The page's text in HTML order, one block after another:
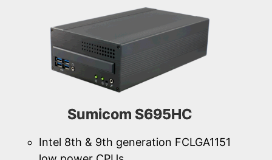
Sumicom S695HC
Intel 8th & 9th generation FCLGA1151